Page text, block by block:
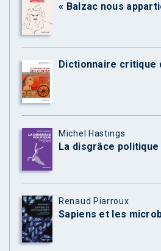
« Balzac nous
Dictionnaire critique
Michel Hastings
La disgrâce politique
Renaud Piarroux
Sapiens et les